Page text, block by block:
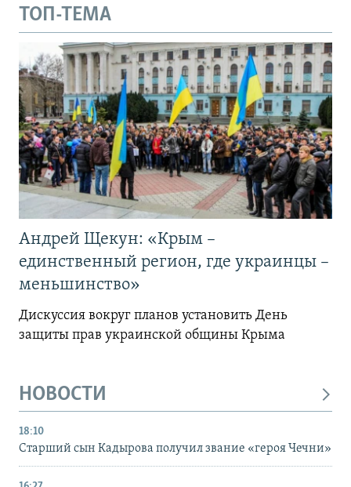
ТОП-ТЕМА
Андрей Щекун: «Крым –
единственный регион, где украинцы –
меньшинство»
Дискуссия вокруг планов установить День
защиты прав украинской общины Крыма
НОВОСТИ
18:10
Старший сын Кадырова получил звание «героя Чечни»